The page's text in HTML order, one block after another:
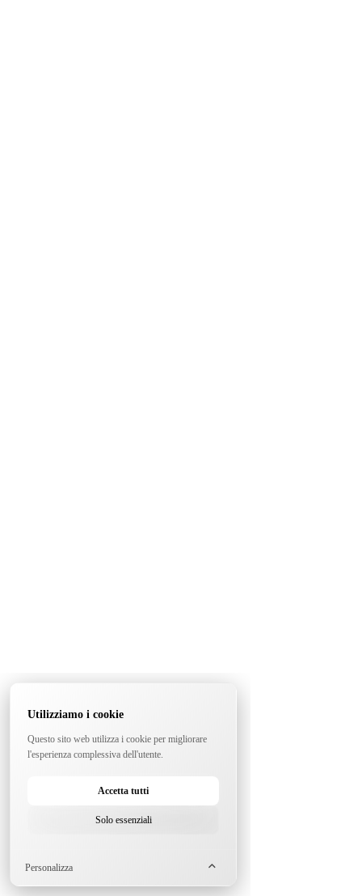
Utilizziamo i cookie
Questo sito web utilizza i cookie per migliorare
l'esperienza complessiva dell'utente.
Accetta tutti
Solo essenziali
Personalizza